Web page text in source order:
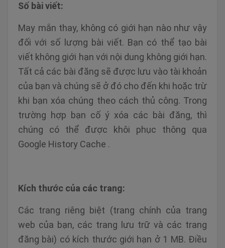
Số bài viết:
May mắn thay, không có giới hạn nào như vậy
đối với số lượng bài viết. Bạn có thể tạo bài
viết không giới hạn với nội dung không giới hạn.
Tất cả các bài đăng sẽ được lưu vào tài khoản
của bạn và chúng sẽ ở đó cho đến khi hoặc trừ
khi bạn xóa chúng theo cách thủ công. Trong
trường hợp bạn cố ý xóa các bài đăng, thì
chúng có thể được khôi phục thông qua
Google History Cache .
Kích thước của các trang:
Các trang riêng biệt (trang chính của trang
web của bạn, các trang lưu trữ và các trang
đăng bài) có kích thước giới hạn ở 1 MB. Điều